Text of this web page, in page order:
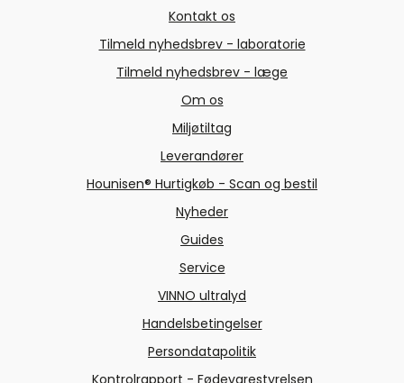
Kontakt os
Tilmeld nyhedsbrev - laboratorie
Tilmeld nyhedsbrev - læge
Om os
Miljøtiltag
Leverandører
Hounisen® Hurtigkøb - Scan og bestil
Nyheder
Guides
Service
VINNO ultralyd
Handelsbetingelser
Persondatapolitik